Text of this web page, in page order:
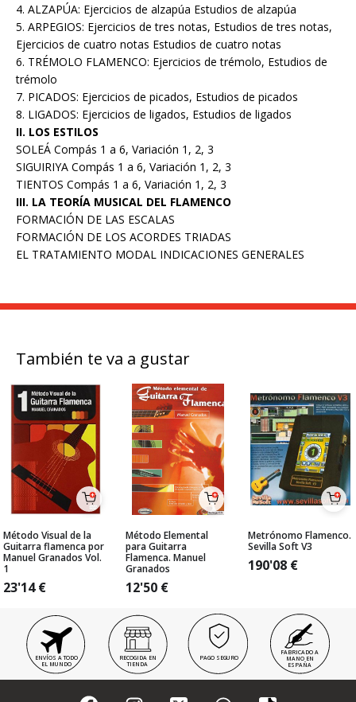
4. ALZAPÚA: Ejercicios de alzapúa Estudios de alzapúa
5. ARPEGIOS: Ejercicios de tres notas, Estudios de tres notas,
Ejercicios de cuatro notas Estudios de cuatro notas
6. TRÉMOLO FLAMENCO: Ejercicios de trémolo, Estudios de
trémolo
7. PICADOS: Ejercicios de picados, Estudios de picados
8. LIGADOS: Ejercicios de ligados, Estudios de ligados
II. LOS ESTILOS
SOLEÁ Compás 1 a 6, Variación 1, 2, 3
SIGUIRIYA Compás 1 a 6, Variación 1, 2, 3
TIENTOS Compás 1 a 6, Variación 1, 2, 3
III. LA TEORÍA MUSICAL DEL FLAMENCO
FORMACIÓN DE LAS ESCALAS
FORMACIÓN DE LOS ACORDES TRIADAS
EL TRATAMIENTO MODAL INDICACIONES GENERALES
También te va a gustar
Método Visual de la
Guitarra flamenca por
Manuel Granados Vol.
1
23'14€
Método Elemental
para Guitarra
Flamenca. Manuel
Granados
12'50 €
Metrónomo Flamenco.
Sevilla Soft V3
190'08 €
ENVÍOS A TODO
EL MUNDO
RECOGIDA EN
TIENDA
PAGO SEGURO
FABRICADO A
MANO EN
ESPAÑA